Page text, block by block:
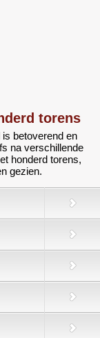
torens
betoverend en
na verschillende
honderd torens,
gezien.